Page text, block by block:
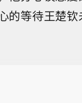
的等待王楚